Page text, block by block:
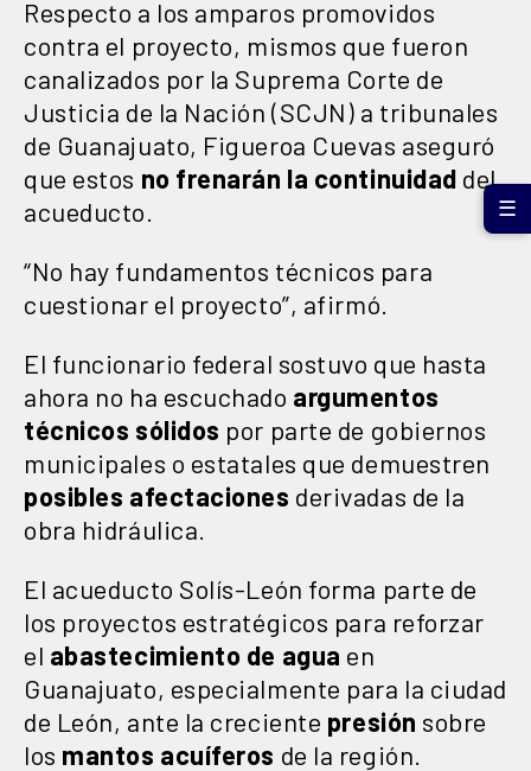
Respecto a los amparos promovidos
contra el proyecto, mismos que fueron
canalizados por la Suprema Corte de
Justicia de la Nación (SCJN) a tribunales
de Guanajuato, Figueroa Cuevas aseguró
que estos no frenarán la continuidad del
acueducto.
“No hay fundamentos técnicos para
cuestionar el proyecto”, afirmó.
El funcionario federal sostuvo que hasta
ahora no ha escuchado argumentos
técnicos sólidos por parte de gobiernos
municipales o estatales que demuestren
posibles afectaciones derivadas de la
obra hidráulica.
El acueducto Solís-León forma parte de
los proyectos estratégicos para reforzar
el abastecimiento de agua en
Guanajuato, especialmente para la ciudad
de León, ante la creciente presión sobre
los mantos acuíferos de la región.
☰